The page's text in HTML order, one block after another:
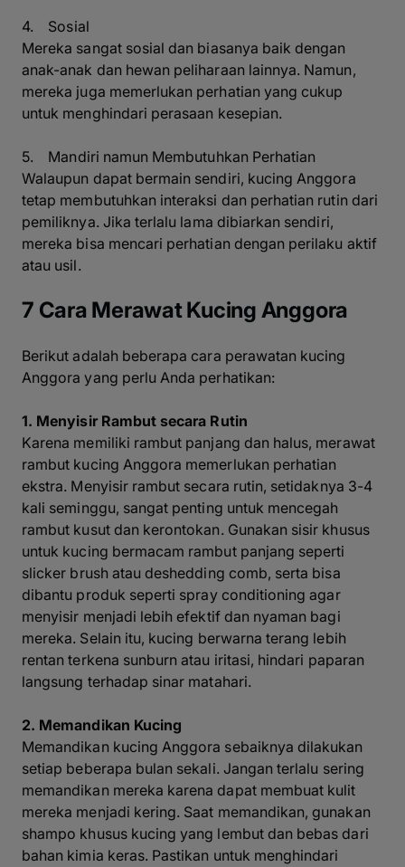
4. Sosial
Mereka sangat sosial dan biasanya baik dengan
anak-anak dan hewan peliharaan lainnya. Namun,
mereka juga memerlukan perhatian yang cukup
untuk menghindari perasaan kesepian.
5. Mandiri namun Membutuhkan Perhatian
Walaupun dapat bermain sendiri, kucing Anggora
tetap membutuhkan interaksi dan perhatian rutin dari
pemiliknya. Jika terlalu lama dibiarkan sendiri,
mereka bisa mencari perhatian dengan perilaku aktif
atau usil.
7 Cara Merawat Kucing Anggora
Berikut adalah beberapa cara perawatan kucing
Anggora yang perlu Anda perhatikan:
1. Menyisir Rambut secara Rutin
Karena memiliki rambut panjang dan halus, merawat
rambut kucing Anggora memerlukan perhatian
ekstra. Menyisir rambut secara rutin, setidaknya 3-4
kali seminggu, sangat penting untuk mencegah
rambut kusut dan kerontokan. Gunakan sisir khusus
untuk kucing bermacam rambut panjang seperti
slicker brush atau deshedding comb, serta bisa
dibantu produk seperti spray conditioning agar
menyisir menjadi lebih efektif dan nyaman bagi
mereka. Selain itu, kucing berwarna terang lebih
rentan terkena sunburn atau iritasi, hindari paparan
langsung terhadap sinar matahari.
2. Memandikan Kucing
Memandikan kucing Anggora sebaiknya dilakukan
setiap beberapa bulan sekali. Jangan terlalu sering
memandikan mereka karena dapat membuat kulit
mereka menjadi kering. Saat memandikan, gunakan
shampo khusus kucing yang lembut dan bebas dari
bahan kimia keras. Pastikan untuk menghindari